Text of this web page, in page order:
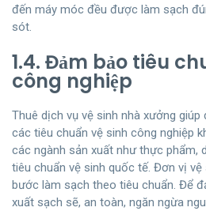
đến máy móc đều được làm sạch
sót.
1.4. Đảm bảo tiêu
công nghiệp
Thuê dịch vụ vệ sinh nhà xưởng giúp
các tiêu chuẩn vệ sinh công nghiệp
các ngành sản xuất như thực phẩm,
tiêu chuẩn vệ sinh quốc tế. Đơn vị
bước làm sạch theo tiêu chuẩn. Để
xuất sạch sẽ, an toàn, ngăn ngừa